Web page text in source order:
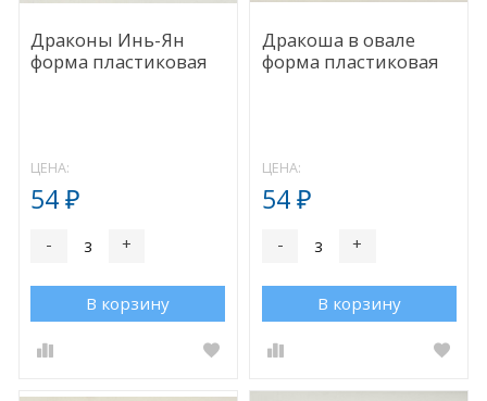
Драконы Инь-Ян
форма пластиковая
ЦЕНА:
54₽
- +
В корзину
Дракоша в овале
форма пластиковая
ЦЕНА:
54 ₽
- +
В корзину